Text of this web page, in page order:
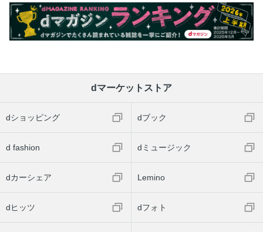
dマーケットストア
dショッピング dブック
d fashion dミュージック
dカーシェア Lemino
dヒッツ dフォト